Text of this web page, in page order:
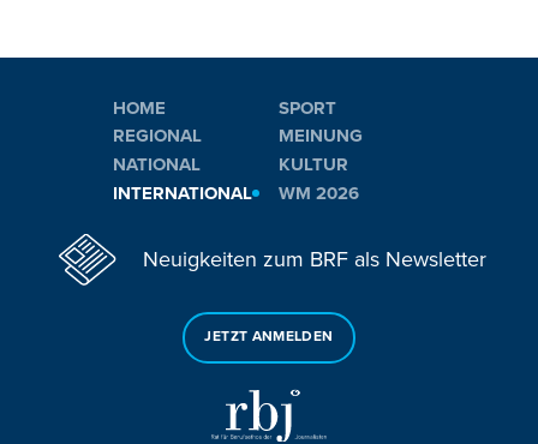
HOME
REGIONAL
NATIONAL
INTERNATIONAL
SPORT
MEINUNG
KULTUR
WM 2026
Neuigkeiten zum BRF als Newsletter
JETZT ANMELDEN